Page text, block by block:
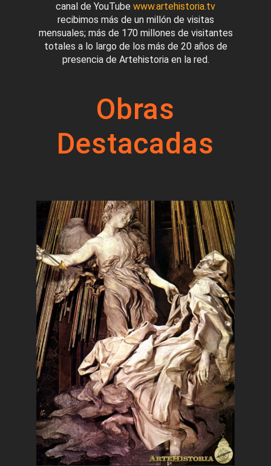
canal de YouTube www.artehistoria.tv
recibimos más de un millón de visitas
mensuales; más de 170 millones de visitantes
totales a lo largo de los más de 20 años de
presencia de Artehistoria en la red.
Obras
Destacadas